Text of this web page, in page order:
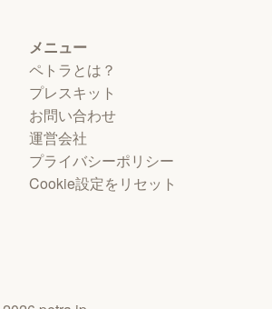
メニュー
ペトラとは？
プレスキット
お問い合わせ
運営会社
プライバシーポリシー
Cookie設定をリセット